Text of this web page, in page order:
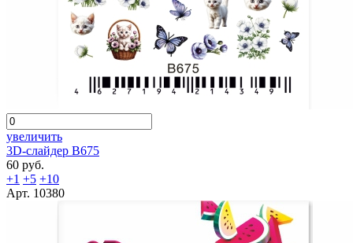
увеличить
3D-слайдер B675
60 руб.
+1 +5 +10
Арт. 10380